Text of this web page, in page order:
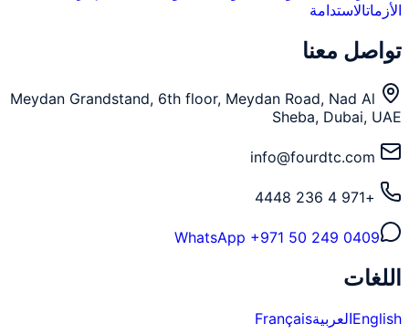
الأزماتالاستدامة
تواصل معنا
Meydan Grandstand, 6th floor, Meydan Road, Nad Al
Sheba, Dubai, UAE
info@fourdtc.com
+971 4 236 4448
WhatsApp +971 50 249 0409
اللغات
EnglishالعربيةFrançais